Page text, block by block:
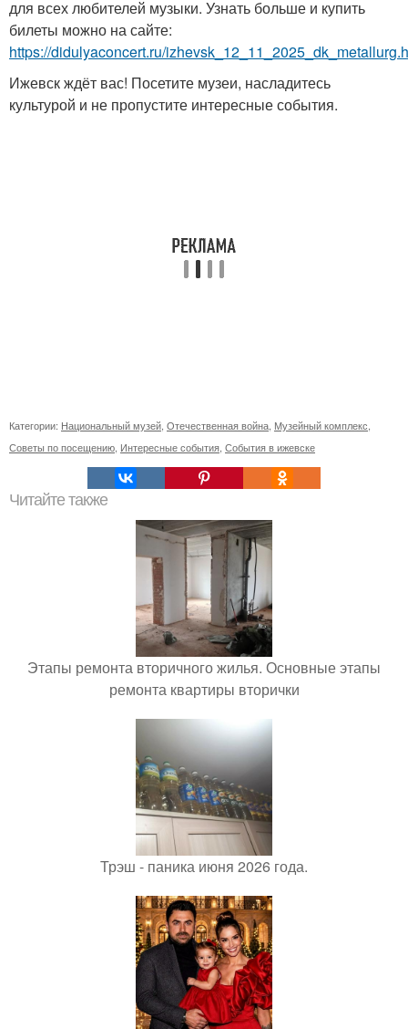
для всех любителей музыки. Узнать больше и купить
билеты можно на сайте:
https://didulyaconcert.ru/
Ижевск ждёт вас! Посетите музеи, насладитесь
культурой и не пропустите интересные события.
Категории: Национальный музей Отечественная война Музейный комплекс
Советы по посещению Интересные события События в ижевске
Читайте также
Этапы ремонта вторичного жилья. Основные этапы
ремонта квартиры вторички
Трэш - паника июня 2026 года.